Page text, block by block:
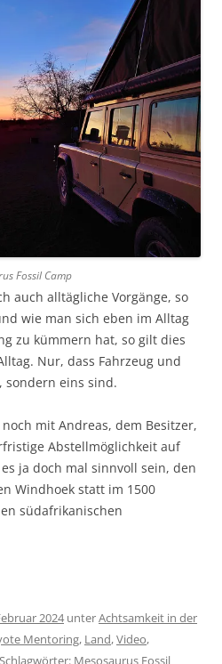
Fossil Camp
auch alltägliche Vorgänge, so
wie man sich eben im Alltag
zu kümmern hat, so gilt dies
Nur, dass Fahrzeug und
eins sind.
mit Andreas, dem Besitzer,
Abstellmöglichkeit auf
ja doch mal sinnvoll sein, den
Windhoek statt im 1500
südafrikanischen
2024unterAchtsamkeit in der
Mentoring, Land,Video,
Mesosaurus Fossil